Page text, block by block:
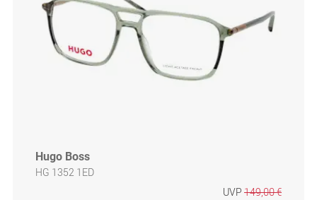
Hugo Boss
HG 1352 1ED
UVP 149,00 €